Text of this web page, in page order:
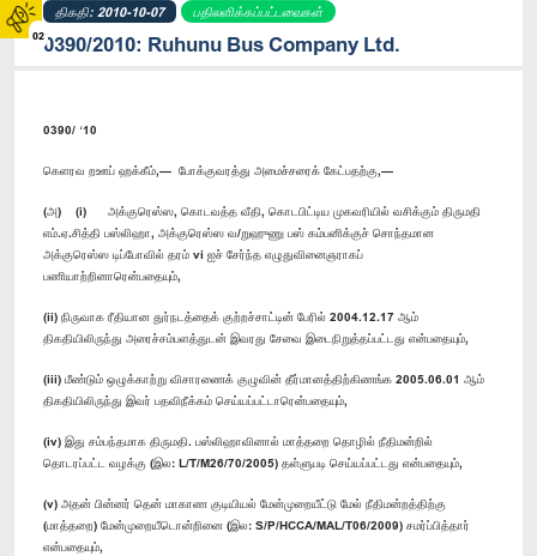
02
திகதி: 2010-10-07 பதிலளிக்கப்பட்டவைகள்
0390/2010: Ruhunu Bus Company Ltd.
0390/ ‘10
கெளரவ றஊப் ஹக்கீம்,— போக்குவரத்து அமைச்சரைக் கேட்பதற்கு,—
(அ) (i) அக்குரெஸ்ஸ, கொடவத்த வீதி, கொடபிட்டிய முகவரியில் வசிக்கும் திருமதி
எம்.ஏ.சித்தி பஸ்லிஹா, அக்குரெஸ்ஸ வ/றுஹுணு பஸ் கம்பனிக்குச் சொந்தமான
அக்குரெஸ்ஸ டிப்போவில் தரம் vi ஐச் சேர்ந்த எழுதுவினைஞராகப்
பணியாற்றினாரென்பதையும்,
(ii) நிருவாக ரீதியான துர்நடத்தைக் குற்றச்சாட்டின் பேரில் 2004.12.17 ஆம்
திகதியிலிருந்து அரைச்சம்பளத்துடன் இவரது சேவை இடைநிறுத்தப்பட்டது என்பதையும்,
(iii) மீண்டும் ஒழுக்காற்று விசாரணைக் குழுவின் தீர்மானத்திற்கிணங்க 2005.06.01 ஆம்
திகதியிலிருந்து இவர் பதவிநீக்கம் செய்யப்பட்டாரென்பதையும்,
(iv) இது சம்பந்தமாக திருமதி. பஸ்லிஹாவினால் மாத்தறை தொழில் நீதிமன்றில்
தொடரப்பட்ட வழக்கு (இல: L/T/M26/70/2005) தள்ளுபடி செய்யப்பட்டது என்பதையும்,
(v) அதன் பின்னர் தென் மாகாண குடியியல் மேன்முறையீட்டு மேல் நீதிமன்றத்திற்கு
(மாத்தறை) மேன்முறையீடொன்றினை (இல: S/P/HCCA/MAL/T06/2009) சமர்ப்பித்தார்
என்பதையும்,